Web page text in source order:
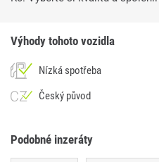
Výhody tohoto vozidla
Nízká spotřeba
Český původ
Podobné inzeráty